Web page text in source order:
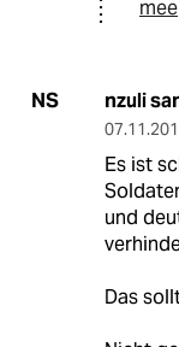
mee
NS nzuli
Es ist
und
Das